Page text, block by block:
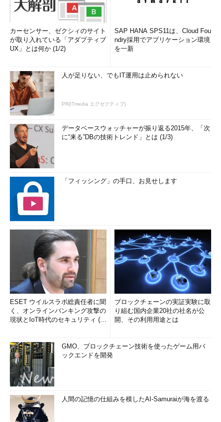
カーセンサー、ゼクシィのサイト
が取り入れている「アダプティブ
UX」とは何か (1/2)
SAP HANA SPS11は、Cloud Fou
ndry採用でアプリケーション環境
を一新
人が足りない、でもIT運用は止められない
PR(ITmedia エグゼクティブ)
データベースウォッチャーが振り返る2015年、「次
に“来る”DBの技術トレンド」とは (1/3)
「フィッシング」の手口、お見せします
ESET ウイルスラボ総責任者に聞
く、オンラインバンキング攻撃の
現状とIoT時代のセキュリティ (1/
ブロックチェーンの実証実験に取
り組む国内企業20社の社名が公
開、その利用用途とは
GMO、ブロックチェーン技術を使ったゲーム用バ
ックエンドを開発
人間の記憶の仕組みを模したAI-Samuraiが海を渡る